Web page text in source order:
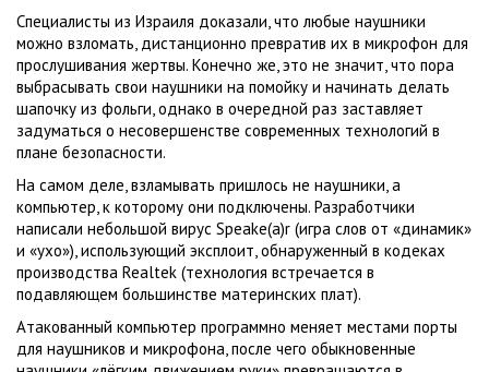
Специалисты из Израиля доказали, что любые наушники
можно взломать, дистанционно превратив их в микрофон для
прослушивания жертвы. Конечно же, это не значит, что пора
выбрасывать свои наушники на помойку и начинать делать
шапочку из фольги, однако в очередной раз заставляет
задуматься о несовершенстве современных технологий в
плане безопасности.
На самом деле, взламывать пришлось не наушники, а
компьютер, к которому они подключены. Разработчики
написали небольшой вирус Speake(a)r (игра слов от «динамик»
и «ухо»), использующий эксплоит, обнаруженный в кодеках
производства Realtek (технология встречается в
подавляющем большинстве материнских плат).
Атакованный компьютер программно меняет местами порты
для наушников и микрофона, после чего обыкновенные